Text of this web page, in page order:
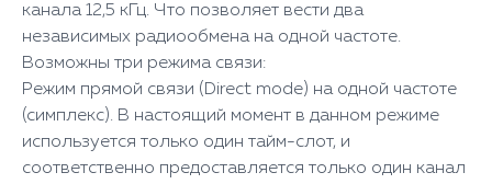
канала 12,5 кГц. Что позволяет вести два
независимых радиообмена на одной частоте.
Возможны три режима связи:
Режим прямой связи (Direct mode) на одной частоте
(симплекс). В настоящий момент в данном режиме
используется только один тайм-слот, и
соответственно предоставляется только один канал